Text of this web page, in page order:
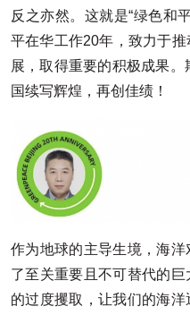
反之亦然。这就是“绿色和
平在华工作20年，致力于
展，取得重要的积极成果
国续写辉煌，再创佳绩！
作为地球的主导生境，海
了至关重要且不可替代的
的过度攫取，让我们的海洋